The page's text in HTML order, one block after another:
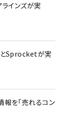
インズが実
とSprocketが実
を「売れるコン